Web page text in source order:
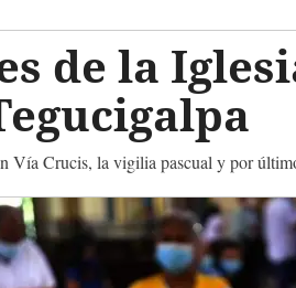
de la
Vía Crucis, la vigilia pascual y por